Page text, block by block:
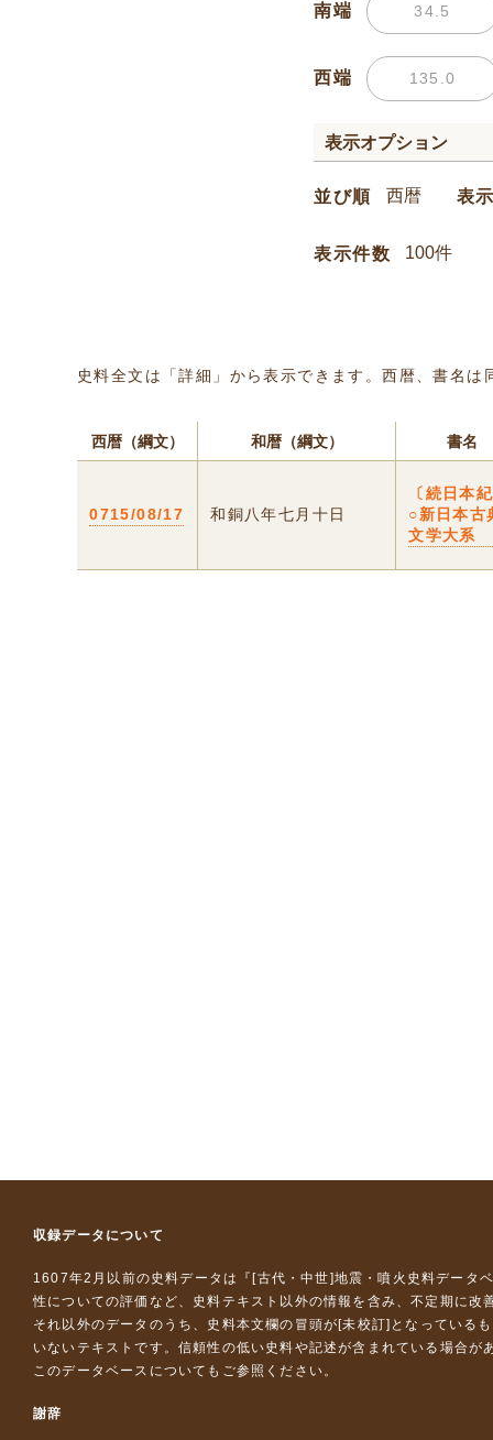
南端
西端
表示オプション
並び順 表
表示件数
史料全文は「詳細」から表示できます。西暦、書名
西暦（綱文） 和暦（綱文） 書名
0715/08/17 和銅八年七月十日
〔続日本
○新日本古
文学大系
収録データについて
1607年2月以前の史料データは『 [古代・中世]地震・噴火史料データ
性についての評価など、史料テキスト以外の情報を含み、不定期に改
それ以外のデータのうち、史料本文欄の冒頭が[未校訂]となっている
いないテキストです。信頼性の低い史料や記述が含まれている場合が
このデータベースについて もご参照ください。
謝辞